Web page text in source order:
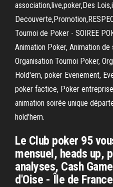
association,live,poker,Des
Tournoi de Poker - SOIREE
Animation Poker, Animation
Organisation Tournoi Poker,
Hold'em, poker Evenement,
poker factice, Poker
animation soirée unique
hold'hem.
Le Club poker 95
mensuel, heads up,
analyses, Cash
d'Oise - Île de France